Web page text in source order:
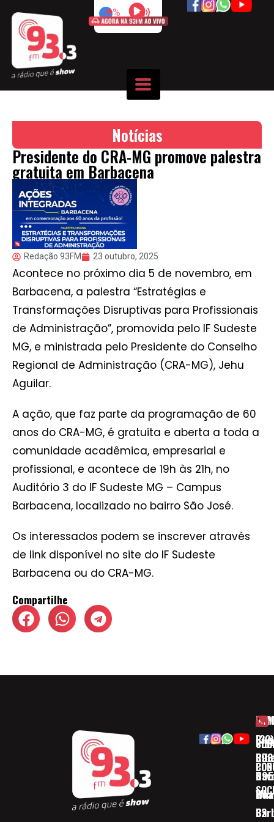
50%
Notícias
Presidente do CRA-MG promove palestra
gratuita em Barbacena
Redação 93FM 23 outubro, 2025
Acontece no próximo dia 5 de novembro, em
Barbacena, a palestra “Estratégias e
Transformações Disruptivas para Profissionais
de Administração”, promovida pelo IF Sudeste
MG, e ministrada pelo Presidente do Conselho
Regional de Administração (CRA-MG), Jehu
Aguilar.
A ação, que faz parte da programação de 60
anos do CRA-MG, é gratuita e aberta a toda a
comunidade acadêmica, empresarial e
profissional, e acontece de 19h às 21h, no
Auditório 3 do IF Sudeste MG – Campus
Barbacena, localizado no bairro São José.
Os interessados podem se inscrever através
de link disponível no site do IF Sudeste
Barbacena ou do CRA-MG.
Compartilhe
(32)
32